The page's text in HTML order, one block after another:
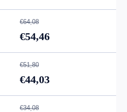
€64,08
€54,46
€51,80
€44,03
€34,08